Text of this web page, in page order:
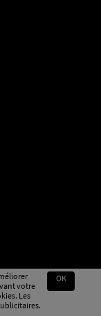
votre
Les
OK